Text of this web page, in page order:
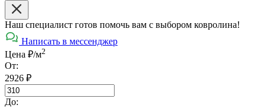
Наш специалист готов помочь вам с выбором ковролина!
Написать в мессенджер
Цена ₽/м2
От:
2926 ₽
До: